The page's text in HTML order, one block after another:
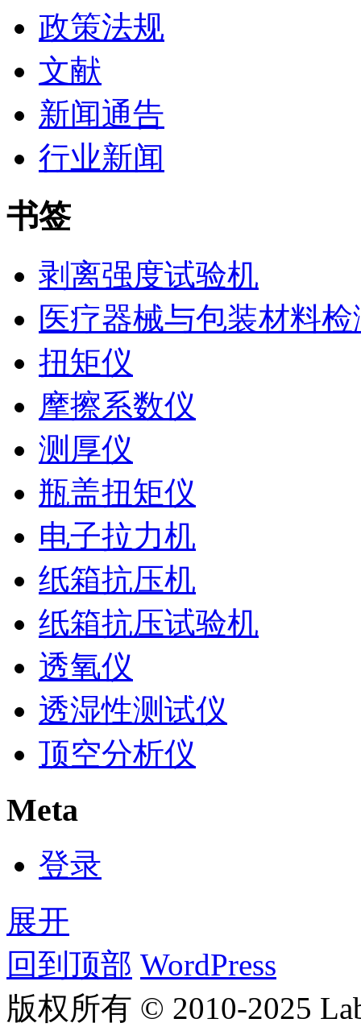
政策法规
文献
新闻通告
行业新闻
书签
剥离强度试验机
医疗器械与包装材料检
扭矩仪
摩擦系数仪
测厚仪
瓶盖扭矩仪
电子拉力机
纸箱抗压机
纸箱抗压试验机
透氧仪
透湿性测试仪
顶空分析仪
Meta
登录
展开
回到顶部 WordPress
版权所有 © 2010-2025